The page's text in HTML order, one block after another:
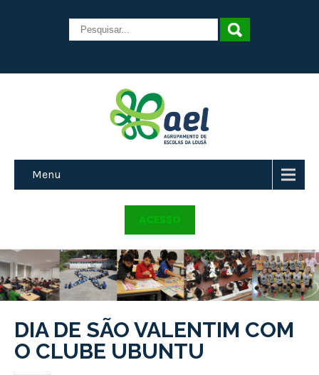
Menu
ACESSO
DIA DE SÃO VALENTIM COM
O CLUBE UBUNTU